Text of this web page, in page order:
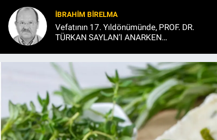
İBRAHIM BİRELMA
Vefatının 17. Yıldönümünde, PROF. DR.
TÜRKAN SAYLAN’I ANARKEN…